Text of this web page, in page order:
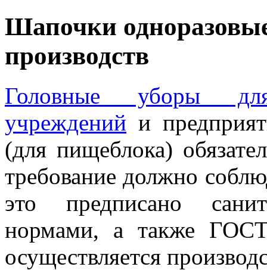
Шапочки
производств
Головные уборы
учреждений и
(для пищеблока)
требование должно
это предписано
нормами, а также
осуществляется